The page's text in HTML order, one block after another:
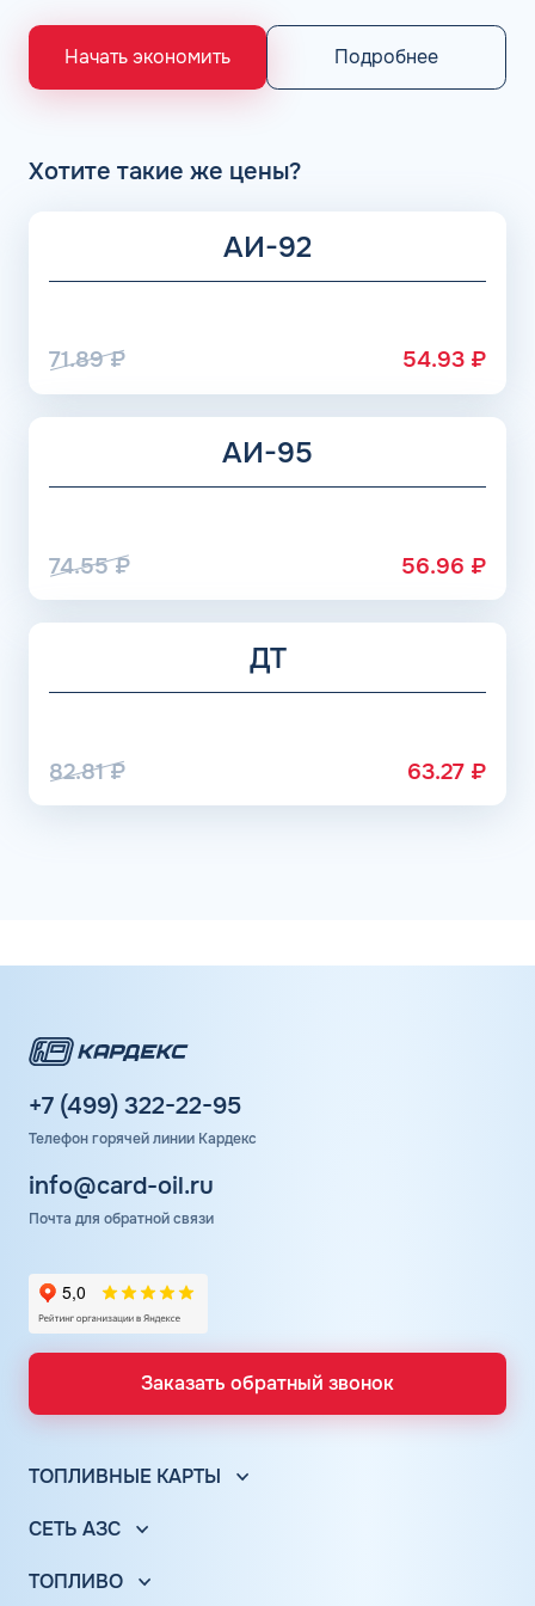
НПЗ группы Роснефть. АЗС Flash и АГЗС компании
получает положительные отзывы от клиентов.
Начать экономить Подробнее
Хотите такие же цены?
АИ-92
71.89₽ 54.93 ₽
АИ-95
74.55₽ 56.96 ₽
ДТ
82.81₽ 63.27 ₽
+7 (499) 322-22-95
Телефон горячей линии Кардекс
info@card-oil.ru
Почта для обратной связи
Заказать обратный звонок
ТОПЛИВНЫЕ КАРТЫ
Топливные карты КАРДЕКС
Топливные карты Лукойл
СЕТЬ АЗС
АЗС Лукойл
ТОПЛИВО